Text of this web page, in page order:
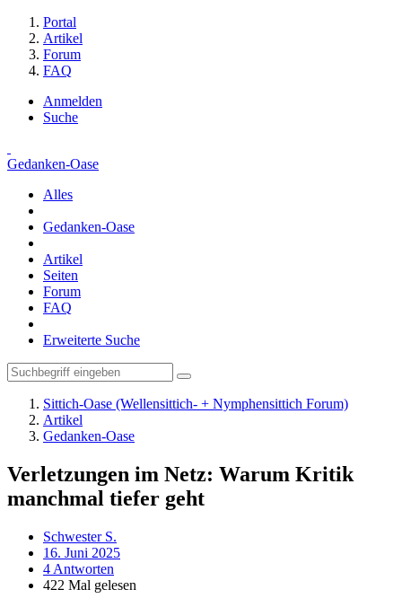
Portal
Artikel
Forum
FAQ
Anmelden
Suche
Gedanken-Oase
Alles
Gedanken-Oase
Artikel
Seiten
Forum
FAQ
Erweiterte Suche
Sittich-Oase (Wellensittich- + Nymphensittich Forum)
Artikel
Gedanken-Oase
Verletzungen im Netz: Warum Kritik
manchmal tiefer geht
Schwester S.
16. Juni 2025
4 Antworten
422 Mal gelesen